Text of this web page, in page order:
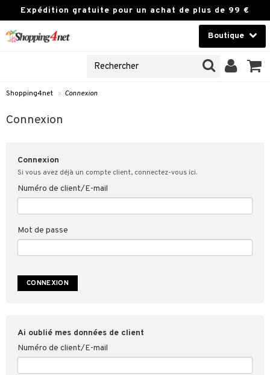
Expédition gratuite pour un achat de plus de 99 €
Boutique
Lentilles de contact
Marque
Shopping4net » Connexion
Connexion
Connexion
Si vous avez déjà un compte client, connectez-vous ici.
Numéro de client/E-mail
Mot de passe
Ai oublié mes données de client
Numéro de client/E-mail
client
Client
& réponses
Shopping4net
de vente sur